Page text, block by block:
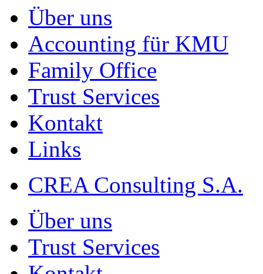
Über uns
Accounting für KMU
Family Office
Trust Services
Kontakt
Links
CREA Consulting S.A.
Über uns
Trust Services